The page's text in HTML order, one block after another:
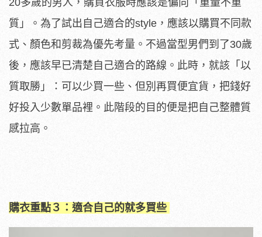
20多歲的男人，購買衣服時應該是偏向「重量不重
質」。為了試出自己適合的style，應該以購買不同款
式、顏色和剪裁為優先考量。不過當型男們到了30歲
後，應該早已清楚自己適合的路線。此時，就該「以
質取勝」：可以少買一些、但別再買便宜貨，把錢好
好投入少數單品裡。此階段的目的便是把自己整體質
感拉高。
購衣重點３：適合自己的就多買些